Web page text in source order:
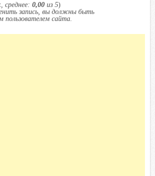
среднее: 0,00 из 5)
запись, вы должны быть
пользователем сайта.